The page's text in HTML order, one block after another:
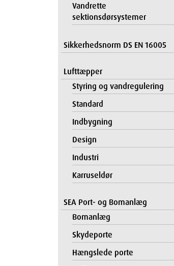
Vandrette
sektionsdørsystemer
Sikkerhedsnorm DS EN 16005
Lufttæpper
Styring og vandregulering
Standard
Indbygning
Design
Industri
Karruseldør
SEA Port- og Bomanlæg
Bomanlæg
Skydeporte
Hængslede porte